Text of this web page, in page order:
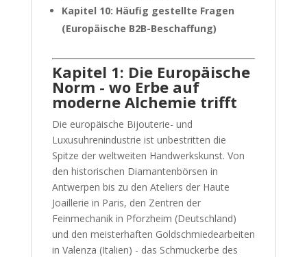
Kapitel 10: Häufig gestellte Fragen
(Europäische B2B-Beschaffung)
Kapitel 1: Die Europäische
Norm - wo Erbe auf
moderne Alchemie trifft
Die europäische Bijouterie- und
Luxusuhrenindustrie ist unbestritten die
Spitze der weltweiten Handwerkskunst. Von
den historischen Diamantenbörsen in
Antwerpen bis zu den Ateliers der Haute
Joaillerie in Paris, den Zentren der
Feinmechanik in Pforzheim (Deutschland)
und den meisterhaften Goldschmiedearbeiten
in Valenza (Italien) - das Schmuckerbe des